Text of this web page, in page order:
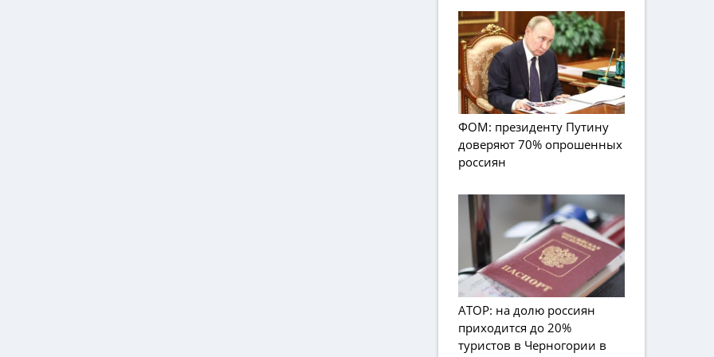
ФОМ: президенту Путину
доверяют 70% опрошенных
россиян
АТОР: на долю россиян
приходится до 20%
туристов в Черногории в